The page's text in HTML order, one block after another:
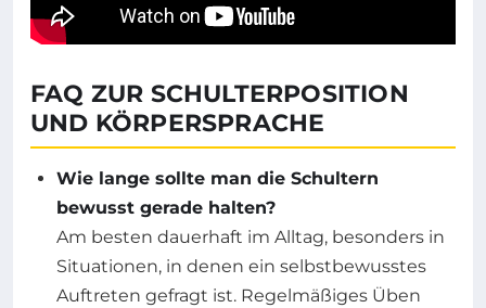
FAQ ZUR SCHULTERPOSITION
UND KÖRPERSPRACHE
Wie lange sollte man die Schultern
bewusst gerade halten?
Am besten dauerhaft im Alltag, besonders in
Situationen, in denen ein selbstbewusstes
Auftreten gefragt ist. Regelmäßiges Üben